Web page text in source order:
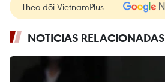
Theo dõi VietnamPlus
NOTICIAS RELACIONADAS